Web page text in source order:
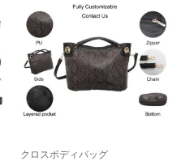
クロスボディバッグ